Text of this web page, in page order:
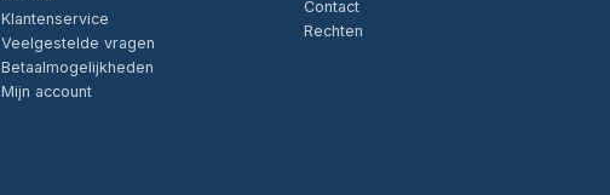
Klantenservice
Veelgestelde vragen
Betaalmogelijkheden
Mijn account
Contact
Rechten